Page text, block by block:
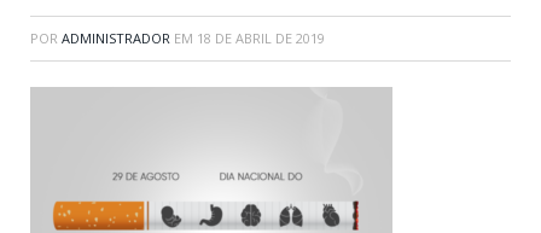
POR ADMINISTRADOR EM 18 DE ABRIL DE 2019